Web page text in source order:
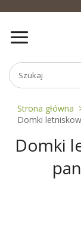
Strona główna
Domki
Domki